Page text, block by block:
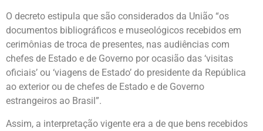
O decreto estipula que são considerados da União “os
documentos bibliográficos e museológicos recebidos em
cerimônias de troca de presentes, nas audiências com
chefes de Estado e de Governo por ocasião das ‘visitas
oficiais’ ou ‘viagens de Estado’ do presidente da República
ao exterior ou de chefes de Estado e de Governo
estrangeiros ao Brasil”.
Assim, a interpretação vigente era a de que bens recebidos